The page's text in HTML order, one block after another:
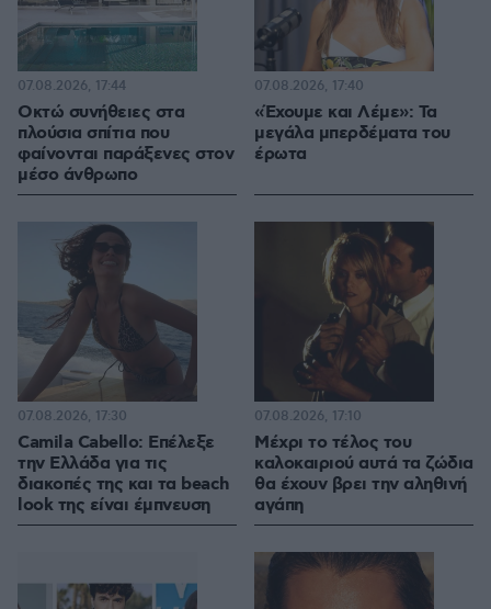
Οκτώ συνήθειες στα
πλούσια σπίτια που
φαίνονται παράξενες στον
μέσο άνθρωπο
07.08.2026, 17:44
«Έχουμε και Λέμε»: Τα
μεγάλα μπερδέματα του
έρωτα
07.08.2026, 17:40
Camila Cabello: Επέλεξε
την Ελλάδα για τις
διακοπές της και τα beach
look της είναι έμπνευση
07.08.2026, 17:30
Μέχρι το τέλος του
καλοκαιριού αυτά τα ζώδια
θα έχουν βρει την αληθινή
αγάπη
07.08.2026, 17:10